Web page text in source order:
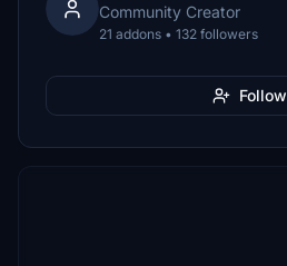
Community Creator
21 addons • 132 followers
Follow